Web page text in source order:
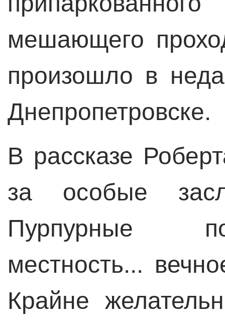
мешающего
произошло в
Днепропетровске.
В рассказе
за особые
Пурпурные
местность...
Крайне